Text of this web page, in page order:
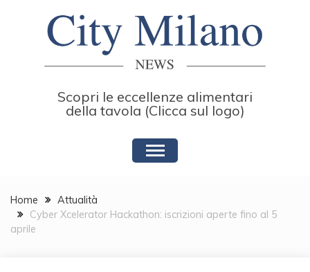
Scopri le eccellenze alimentari
della tavola (Clicca sul logo)
Home
Attualità
Cyber Xcelerator Hackathon: iscrizioni aperte fino al 5
aprile